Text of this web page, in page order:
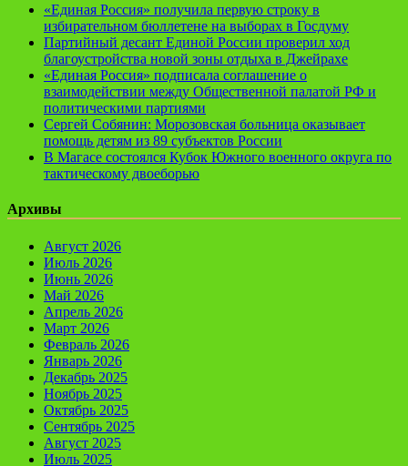
«Единая Россия» получила первую строку в
избирательном бюллетене на выборах в Госдуму
Партийный десант Единой России проверил ход
благоустройства новой зоны отдыха в Джейрахе
«Единая Россия» подписала соглашение о
взаимодействии между Общественной палатой РФ и
политическими партиями
Сергей Собянин: Морозовская больница оказывает
помощь детям из 89 субъектов России
В Магасе состоялся Кубок Южного военного округа по
тактическому двоеборью
Архивы
Август 2026
Июль 2026
Июнь 2026
Май 2026
Апрель 2026
Март 2026
Февраль 2026
Январь 2026
Декабрь 2025
Ноябрь 2025
Октябрь 2025
Сентябрь 2025
Август 2025
Июль 2025